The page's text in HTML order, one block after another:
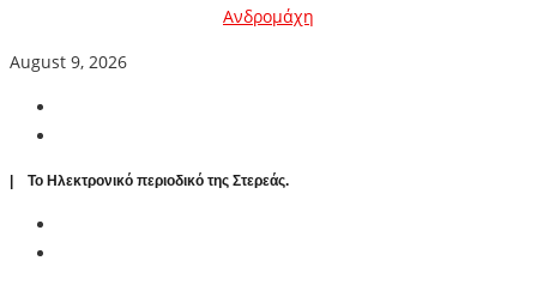
Ανδρομάχη
August 9, 2026
| To Ηλεκτρονικό περιοδικό της Στερεάς.